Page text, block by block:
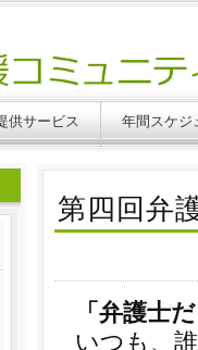
供サービス 年間スケジ
第四回弁
「弁護士
いつも、